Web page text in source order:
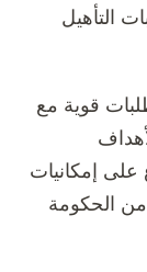
التأهيل
قوية مع
إمكانيات
الحكومة